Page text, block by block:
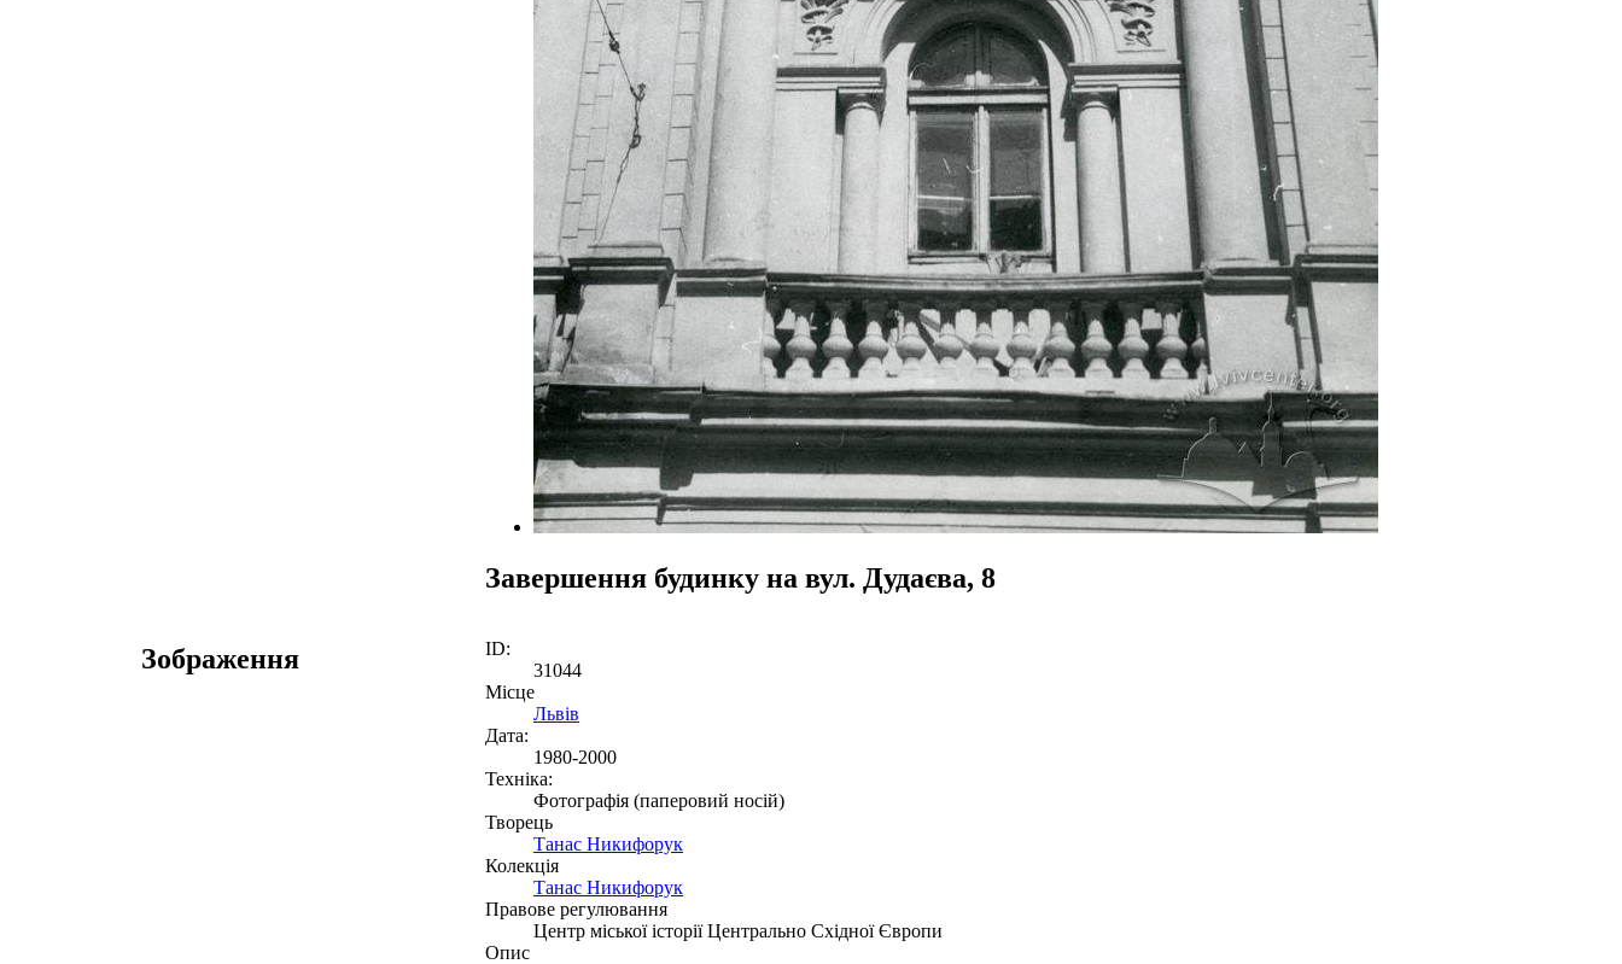
Завершення будинку на вул. Дудаєва, 8
Зображення
ID:
31044
Місце
Львів
Дата:
1980-2000
Техніка:
Фотографія (паперовий носій)
Творець
Танас Никифорук
Колекція
Танас Никифорук
Правове регулювання
Центр міської історії Центрально Східної Європи
Опис